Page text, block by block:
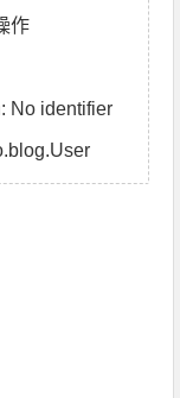
作
No identifier